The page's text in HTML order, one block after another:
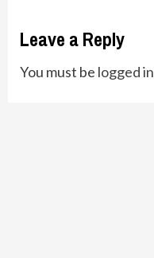
Leave a Reply
You must be logged in